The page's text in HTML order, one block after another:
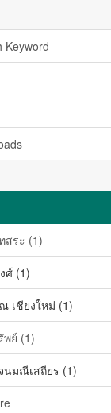
Keyword
ระ (1)
ศ์ (1)
เชียงใหม่ (1)
ย์ (1)
มณีเสถียร (1)